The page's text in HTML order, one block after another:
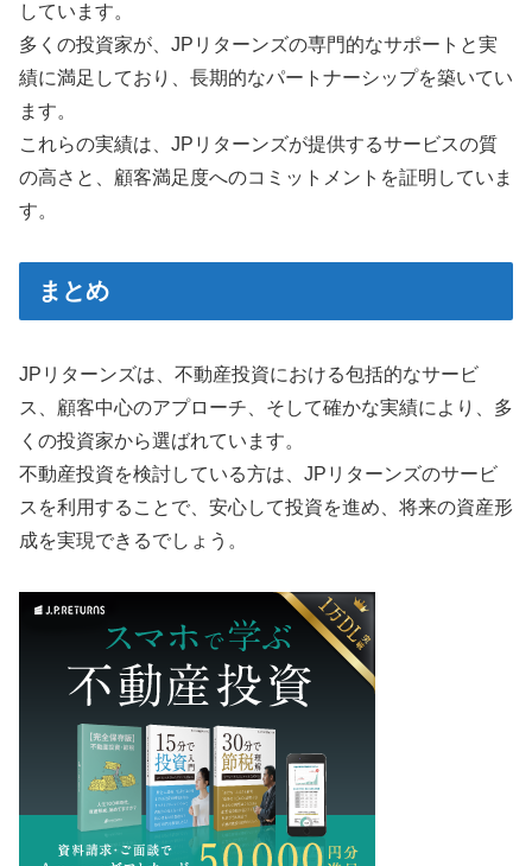
しています。
多くの投資家が、JPリターンズの専門的なサポートと実
績に満足しており、長期的なパートナーシップを築いてい
ます。
これらの実績は、JPリターンズが提供するサービスの質
の高さと、顧客満足度へのコミットメントを証明していま
す。
まとめ
JPリターンズは、不動産投資における包括的なサービ
ス、顧客中心のアプローチ、そして確かな実績により、多
くの投資家から選ばれています。
不動産投資を検討している方は、JPリターンズのサービ
スを利用することで、安心して投資を進め、将来の資産形
成を実現できるでしょう。